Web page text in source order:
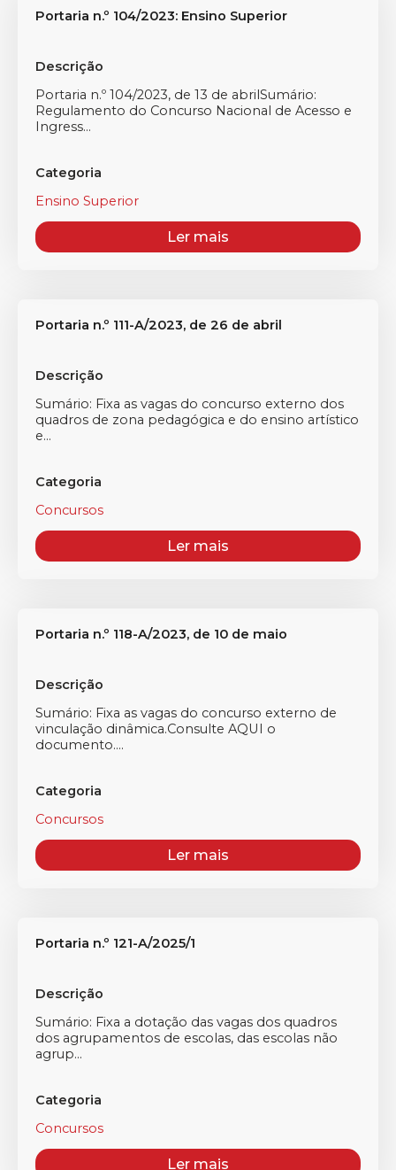
Portaria n.º 104/2023: Ensino Superior
Descrição
Portaria n.º 104/2023, de 13 de abrilSumário:
Regulamento do Concurso Nacional de Acesso e
Ingress...
Categoria
Ensino Superior
Ler mais
Portaria n.º 111-A/2023, de 26 de abril
Descrição
Sumário: Fixa as vagas do concurso externo dos
quadros de zona pedagógica e do ensino artístico
e...
Categoria
Concursos
Ler mais
Portaria n.º 118-A/2023, de 10 de maio
Descrição
Sumário: Fixa as vagas do concurso externo de
vinculação dinâmica.Consulte AQUI o
documento....
Categoria
Concursos
Ler mais
Portaria n.º 121-A/2025/1
Descrição
Sumário: Fixa a dotação das vagas dos quadros
dos agrupamentos de escolas, das escolas não
agrup...
Categoria
Concursos
Ler mais